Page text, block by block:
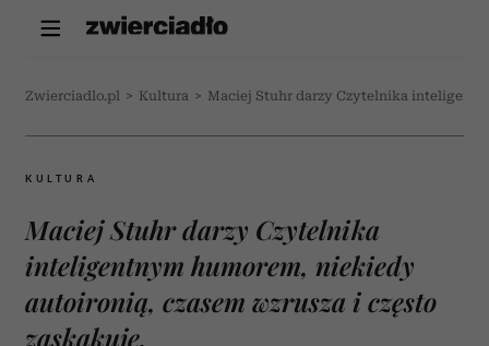
Zwierciadlo.pl > Kultura > Maciej Stuhr darzy Czytelnika
KULTURA
Maciej Stuhr darzy Czytelnika
inteligentnym humorem, niekiedy
autoironią, czasem wzrusza i często
zaskakuje.